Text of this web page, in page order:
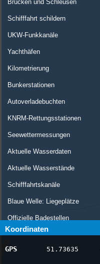
Brücken und Schleusen
Schifffahrt schildern
UKW-Funkkanäle
Yachthäfen
Kilometrierung
Bunkerstationen
Autoverladebuchten
KNRM-Rettungsstationen
Seewettermessungen
Aktuelle Wasserdaten
Aktuelle Wasserstände
Schifffahrtskanäle
Blaue Welle: Liegeplätze
Offizielle Badestellen
Nachrichten Binnenschifffahrt
AIS-Schiffspositionen
Koordinaten
GPS 51.73635